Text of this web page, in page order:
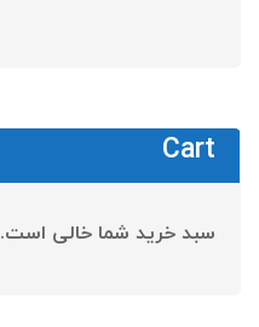
Cart
سبد خرید شما خالی است.